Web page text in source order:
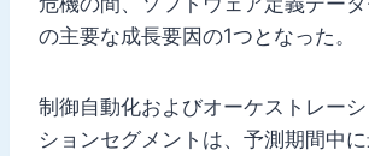
の主要な成長要因の1つとなった。
制御自動化およびオーケストレー
ションセグメントは、予測期間中